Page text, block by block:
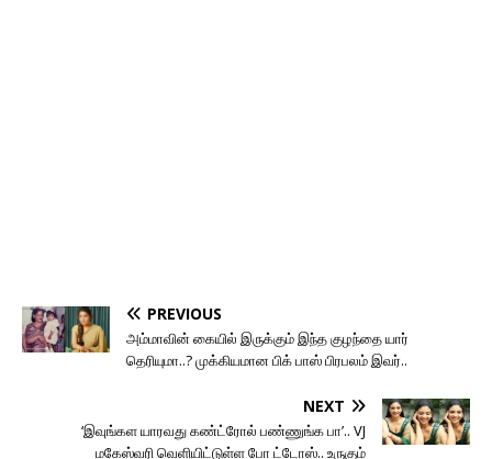
PREVIOUS
அம்மாவின் கையில் இருக்கும் இந்த குழந்தை யார்
தெரியுமா..? முக்கியமான பிக் பாஸ் பிரபலம் இவர்..
NEXT
‘இவுங்கள யாரவது கண்ட்ரோல் பண்ணுங்க பா’.. VJ
மகேஸ்வரி வெளியிட்டுள்ள போ ட்டோஸ்.. உருகும்